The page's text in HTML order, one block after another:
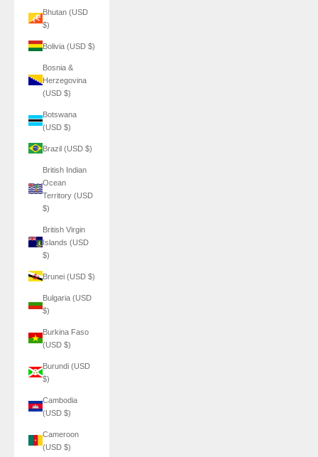
Bhutan (USD
$)
Bolivia (USD $)
Bosnia &
Herzegovina
(USD $)
Botswana
(USD $)
Brazil (USD $)
British Indian
Ocean
Territory (USD
$)
British Virgin
Islands (USD
$)
Brunei (USD $)
Bulgaria (USD
$)
Burkina Faso
(USD $)
Burundi (USD
$)
Cambodia
(USD $)
Cameroon
(USD $)